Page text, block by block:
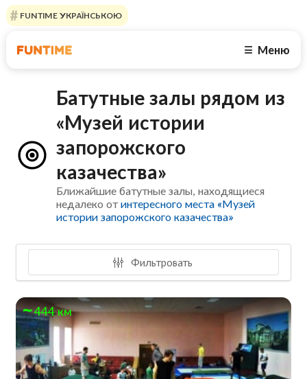
FUNTIME УКРАЇНСЬКОЮ
☰ Меню
Батутные залы рядом из
«Музей истории
запорожского
казачества»
Ближайшие батутные залы, находящиеся
недалеко отинтересного места «Музей
истории запорожского казачества»
Фильтровать
444 км